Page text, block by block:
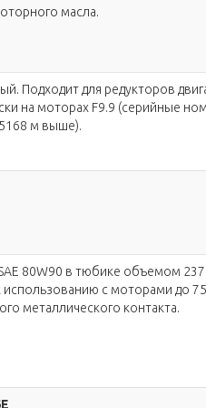
масла.
Подходит для редукторов
на моторах F9.9 (серийные
м выше).
80W90 в тюбике объемом
с моторами до
металлического контакта.